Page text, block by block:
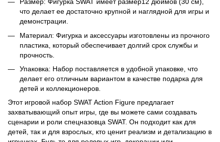
что делает ее достаточно крупной и наглядной для игры и
демонстрации.
Материал: Фигурка и аксессуары изготовлены из прочного
пластика, который обеспечивает долгий срок службы и
прочность.
Упаковка: Набор поставляется в удобной упаковке, что
делает его отличным вариантом в качестве подарка для
детей и коллекционеров.
Этот игровой набор SWAT Action Figure предлагает
захватывающий опыт игры, где вы можете сами создавать
сценарии и роли спецназовца SWAT. Он подходит как для
детей, так и для взрослых, кто ценит реализм и детализацию в